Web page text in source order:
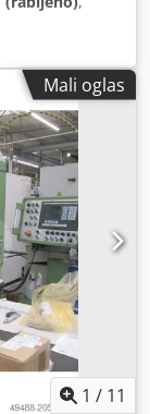
Mali oglas
1 / 11